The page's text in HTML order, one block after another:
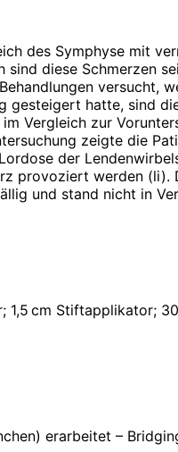
des Symphyse mit
diese Schmerzen
versucht,
hatte, sind
Vergleich zur
zeigte die
der
provoziert werden (li).
und stand nicht in
1,5 cm Stiftapplikator;
erarbeitet –